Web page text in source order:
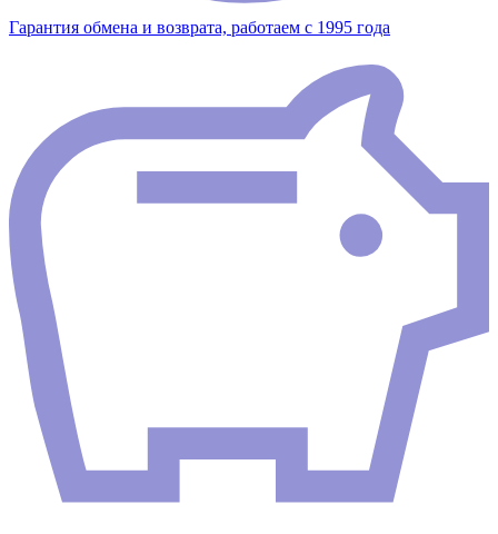
Гарантия обмена и возврата, работаем с 1995 года